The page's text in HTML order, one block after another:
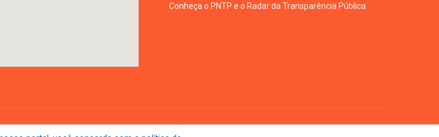
Conheça o PNTP e o Radar da Transparência Pública